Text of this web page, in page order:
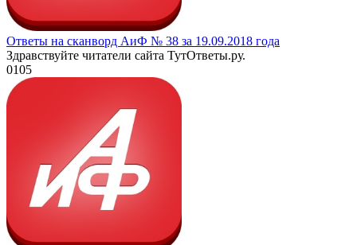
Ответы на сканворд АиФ № 38 за 19.09.2018 года
Здравствуйте читатели сайта ТутОтветы.ру.
0105